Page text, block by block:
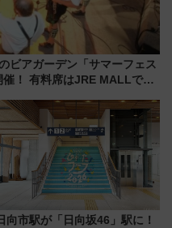
ビアガーデン「サマーフェス
！ 有料席はJRE MALLで予
向市駅が「日向坂46」駅に！